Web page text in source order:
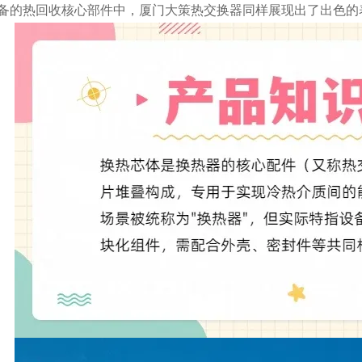
的热回收核心部件中，厦门大策热交换器同样展现出了出色的